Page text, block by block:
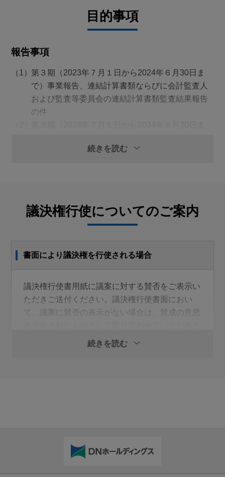
目的事項
報告事項
第３期（2023年７月１日から2024年６月30日ま
で）事業報告、連結計算書類ならびに会計監査人
および監査等委員会の連結計算書類監査結果報告
の件
件
第3号議案
補欠の監査等委員である取締役１名選任の件
続きを読む
議決権行使についてのご案内
書面により議決権を行使される場合
議決権行使書用紙に議案に対する賛否をご表示い
ただきご送付ください。議決権行使書面におい
て、議案に賛否の表示がない場合は、賛成の意思
議決権行使サイトにアクセスしていただき、
続きを読む